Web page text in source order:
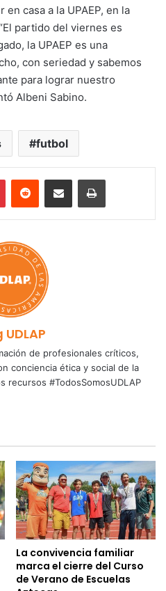
casa a la UPAEP, en la
partido del viernes es
la UPAEP es una
con seriedad y sabemos
para lograr nuestro
Albeni Sabino.
futbol
PinterestReddit Share via Email Print
UDLAP
de profesionales críticos,
conciencia ética y social de la
recursos #TodosSomosUDLAP
La convivencia familiar
marca el cierre del Curso
de Verano de Escuelas